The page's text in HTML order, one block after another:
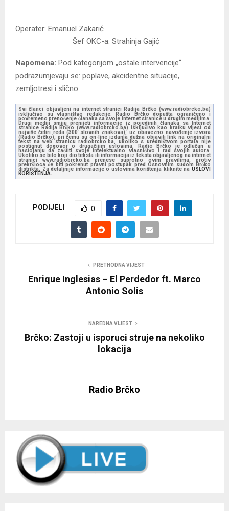
Operater: Emanuel Zakarić
Šef OKC-a: Strahinja Gajić
Napomena: Pod kategorijom „ostale intervencije“
podrazumjevaju se: poplave, akcidentne situacije,
zemljotresi i slično.
Svi članci objavljeni na internet stranici Radija Brčko (www.radiobrcko.ba)
isključivo su vlasništvo redakcije. Radio Brčko dopušta ograničeno i
povremeno prenošenje članaka sa svoje internet stranice u drugim medijima.
Drugi mediji smiju prenijeti informacije iz pojedinih članaka sa Internet
stranice Radija Brčko (www.radiobrcko.ba) isključivo kao kratku vijest od
najviše četiri reda (300 slovnih znakova), uz obavezno navođenje izvora
(Radio Brčko), pri čemu su on-line izdanja dužna objaviti link na originalni
tekst na web stranicu radiobrcko.ba, ukoliko s uredništvom portala nije
postignut dogovor o drugačijim uslovima. Radio Brčko je odlučan u
nastojanju da zaštiti svoje intelektualno vlasništvo i rad svojih autora.
Ukoliko se bilo koji dio teksta ili informacija iz teksta objavljenog na internet
stranici www.radiobrcko.ba prenese suprotno ovim pravilima, protiv
prekršioca će biti pokrenut pravni postupak pred Osnovnim sudom Brčko
distrikta. Za detaljnije informacije o uslovima korištenja kliknite na USLOVI
KORIŠTENJA.
PODIJELI 0
PRETHODNA VIJEST
Enrique Inglesias – El Perdedor ft. Marco
Antonio Solis
NAREDNA VIJEST
Brčko: Zastoji u isporuci struje na nekoliko
lokacija
Radio Brčko